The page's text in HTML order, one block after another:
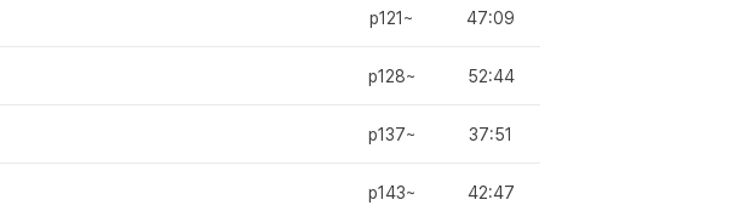
p121~ 47:09
p128~ 52:44
p137~ 37:51
p143~ 42:47